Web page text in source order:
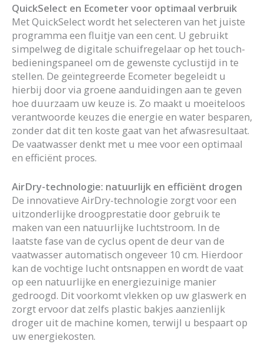
QuickSelect en Ecometer voor optimaal verbruik
Met QuickSelect wordt het selecteren van het juiste
programma een fluitje van een cent. U gebruikt
simpelweg de digitale schuifregelaar op het touch-
bedieningspaneel om de gewenste cyclustijd in te
stellen. De geïntegreerde Ecometer begeleidt u
hierbij door via groene aanduidingen aan te geven
hoe duurzaam uw keuze is. Zo maakt u moeiteloos
verantwoorde keuzes die energie en water besparen,
zonder dat dit ten koste gaat van het afwasresultaat.
De vaatwasser denkt met u mee voor een optimaal
en efficiënt proces.
AirDry-technologie: natuurlijk en efficiënt drogen
De innovatieve AirDry-technologie zorgt voor een
uitzonderlijke droogprestatie door gebruik te
maken van een natuurlijke luchtstroom. In de
laatste fase van de cyclus opent de deur van de
vaatwasser automatisch ongeveer 10 cm. Hierdoor
kan de vochtige lucht ontsnappen en wordt de vaat
op een natuurlijke en energiezuinige manier
gedroogd. Dit voorkomt vlekken op uw glaswerk en
zorgt ervoor dat zelfs plastic bakjes aanzienlijk
droger uit de machine komen, terwijl u bespaart op
uw energiekosten.